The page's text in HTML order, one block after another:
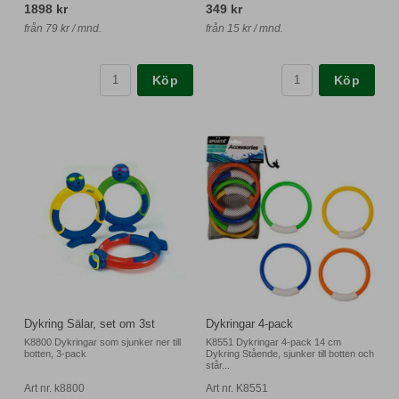
1898 kr
från 79 kr / mnd.
Köp
349 kr
från 15 kr / mnd.
Köp
Dykring Sälar, set om 3st
K8800 Dykringar som sjunker ner till
botten, 3-pack
Art nr. k8800
Dykringar 4-pack
K8551 Dykringar 4-pack 14 cm
Dykring Stående, sjunker till botten och
står...
Art nr. K8551